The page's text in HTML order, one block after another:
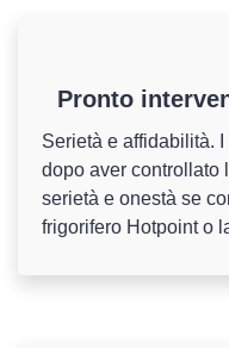
Pronto
Serietà e affidabilità.
dopo aver controllato
serietà e onestà se
frigorifero Hotpoint o